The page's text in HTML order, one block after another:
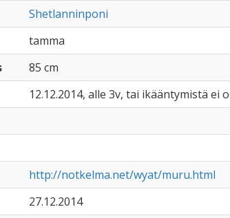
Shetlanninponi
tamma
85 cm
12.12.2014, alle 3v, tai ikääntymistä ei
http://notkelma.net/wyat/muru.html
27.12.2014